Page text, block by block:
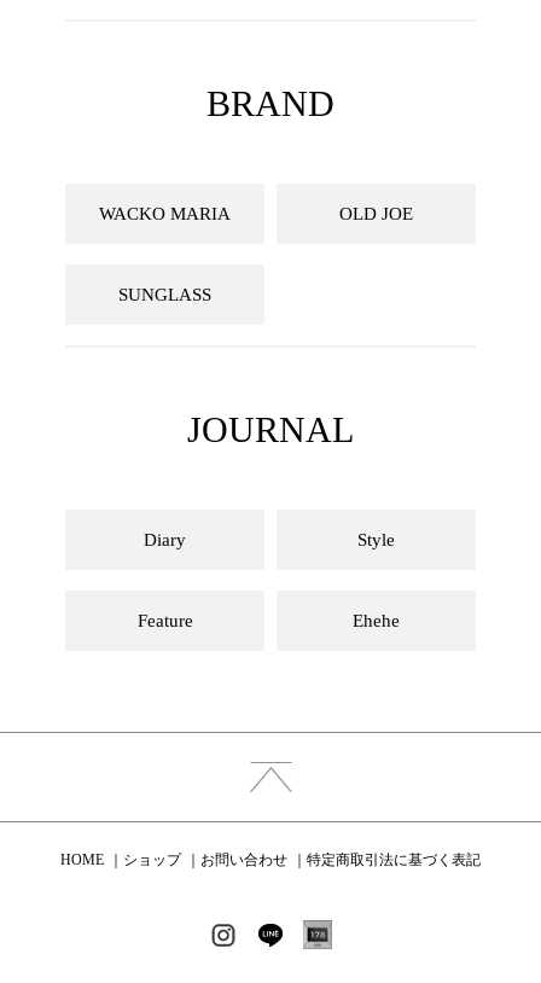
BRAND
WACKO MARIA OLD JOE
SUNGLASS
JOURNAL
Diary Style
Feature Ehehe
HOME ショップ お問い合わせ 特定商取引法に基づく表記